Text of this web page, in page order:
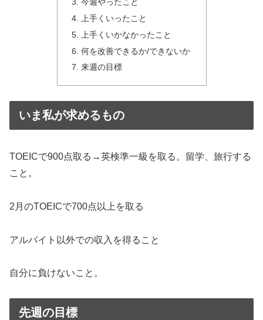
上手くいったこと
上手くいかなかったこと
何を改善できるか/できないか
来週の目標
いま私が求めるもの
TOEICで900点取る→英検準一級を取る。留学、旅行する
こと。
2月のTOEICで700点以上を取る
アルバイト以外での収入を得ること
自分に負けないこと。
先週の目標